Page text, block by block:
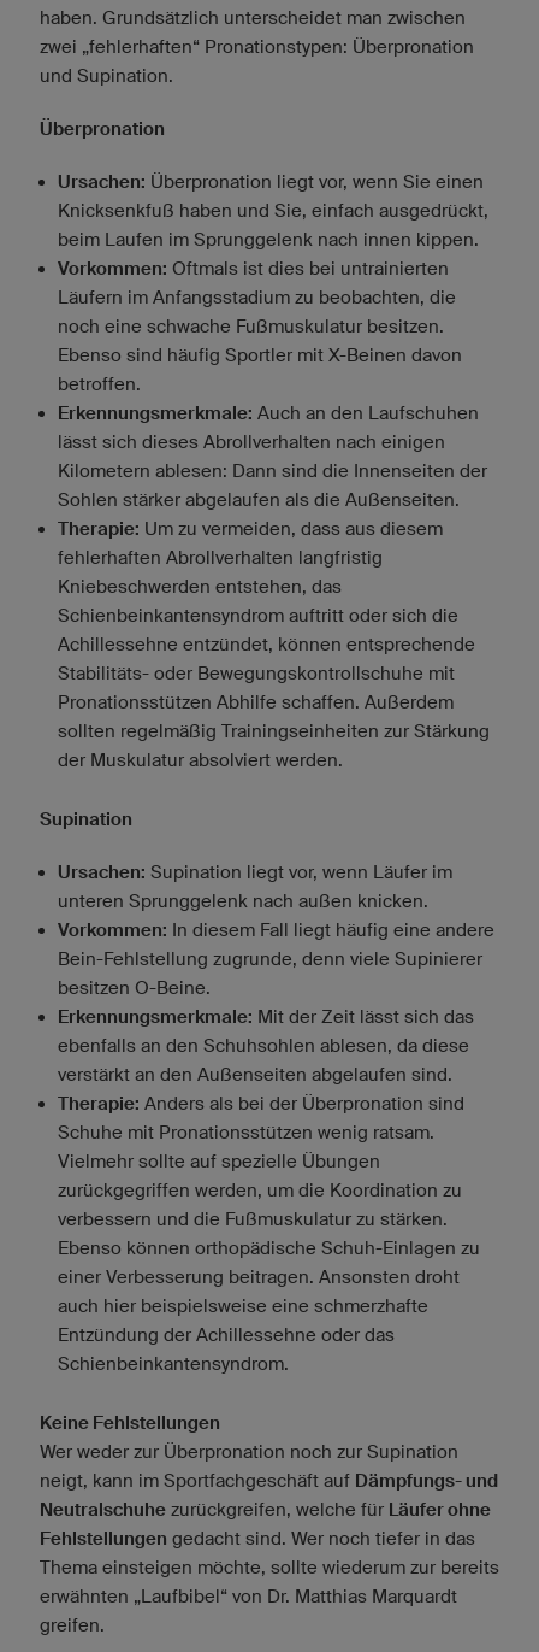
haben. Grundsätzlich unterscheidet man zwischen
zwei „fehlerhaften“ Pronationstypen: Überpronation
und Supination.
Überpronation
Ursachen: Überpronation liegt vor, wenn Sie einen
Knicksenkfuß haben und Sie, einfach ausgedrückt,
beim Laufen im Sprunggelenk nach innen kippen.
Vorkommen: Oftmals ist dies bei untrainierten
Läufern im Anfangsstadium zu beobachten, die
noch eine schwache Fußmuskulatur besitzen.
Ebenso sind häufig Sportler mit X-Beinen davon
betroffen.
Erkennungsmerkmale: Auch an den Laufschuhen
lässt sich dieses Abrollverhalten nach einigen
Kilometern ablesen: Dann sind die Innenseiten der
Sohlen stärker abgelaufen als die Außenseiten.
Therapie: Um zu vermeiden, dass aus diesem
fehlerhaften Abrollverhalten langfristig
Kniebeschwerden entstehen, das
Schienbeinkantensyndrom auftritt oder sich die
Achillessehne entzündet, können entsprechende
Stabilitäts- oder Bewegungskontrollschuhe mit
Pronationsstützen Abhilfe schaffen. Außerdem
sollten regelmäßig Trainingseinheiten zur Stärkung
der Muskulatur absolviert werden.
Supination
Ursachen: Supination liegt vor, wenn Läufer im
unteren Sprunggelenk nach außen knicken.
Vorkommen: In diesem Fall liegt häufig eine andere
Bein-Fehlstellung zugrunde, denn viele Supinierer
besitzen O-Beine.
Erkennungsmerkmale: Mit der Zeit lässt sich das
ebenfalls an den Schuhsohlen ablesen, da diese
verstärkt an den Außenseiten abgelaufen sind.
Therapie: Anders als bei der Überpronation sind
Schuhe mit Pronationsstützen wenig ratsam.
Vielmehr sollte auf spezielle Übungen
zurückgegriffen werden, um die Koordination zu
verbessern und die Fußmuskulatur zu stärken.
Ebenso können orthopädische Schuh-Einlagen zu
einer Verbesserung beitragen. Ansonsten droht
auch hier beispielsweise eine schmerzhafte
Entzündung der Achillessehne oder das
Schienbeinkantensyndrom.
Keine Fehlstellungen
Wer weder zur Überpronation noch zur Supination
neigt, kann im Sportfachgeschäft auf Dämpfungs- und
Neutralschuhe zurückgreifen, welche für Läufer ohne
Fehlstellungen gedacht sind. Wer noch tiefer in das
Thema einsteigen möchte, sollte wiederum zur bereits
erwähnten „Laufbibel“ von Dr. Matthias Marquardt
greifen.